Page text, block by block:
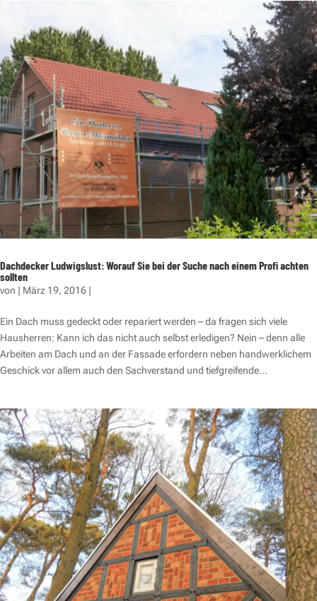
Dachdecker Ludwigslust: Worauf Sie bei der Suche nach einem Profi achten
sollten
von | März 19, 2016 |
Ein Dach muss gedeckt oder repariert werden – da fragen sich viele
Hausherren: Kann ich das nicht auch selbst erledigen? Nein – denn alle
Arbeiten am Dach und an der Fassade erfordern neben handwerklichem
Geschick vor allem auch den Sachverstand und tiefgreifende...